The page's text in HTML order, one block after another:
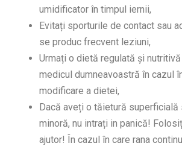
umidificator în timpul iernii,
Evitați sporturile de contact sau
se produc frecvent leziuni,
Urmați o dietă regulată și
medicul dumneavoastră în cazul
modificare a dietei,
Dacă aveți o tăietură superficială
minoră, nu intrați in panică!
ajutor! În cazul în care rana